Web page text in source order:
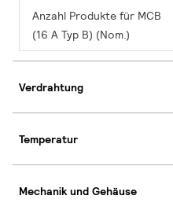
Anzahl Produkte für MCB
(16 A Typ B) (Nom.)
Verdrahtung
Temperatur
Mechanik und Gehäuse